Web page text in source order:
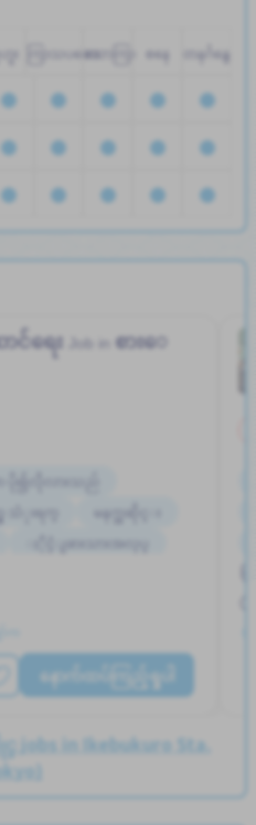
ဟူး ကြာသပတေးသောကြာ စနေ တနင်္ဂနွေ
င်ရေး
စားေ
ာ ပို၍လိုလားသည်
သံုးရက္
မနက္အဆိုင္း
ႏိုင္ငံျခားသားအလုပ္
နောက်ထပ်ကြည့်ရှုပါ
jobs in Ikebukuro Sta.